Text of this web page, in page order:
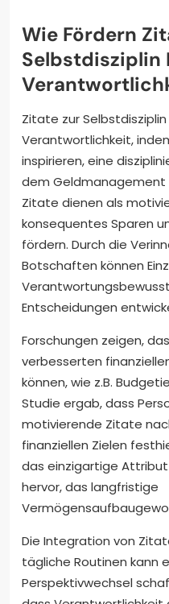
Wie Fördern
Selbstdisziplin
Zitate zur
Verantwortlichkeit,
inspirieren, eine
dem Geldmanagement
Zitate dienen als
konsequentes Sparen
fördern. Durch die
Botschaften können
Entscheidungen
Forschungen zeigen,
verbesserten
können, wie z.B.
Studie ergab, dass
motivierende Zitate
finanziellen Zielen
das einzigartige
hervor, das langfristige
Die Integration von
tägliche Routinen kann
Perspektivwechsel